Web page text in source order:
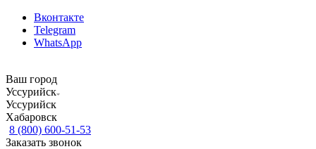
Вконтакте
Telegram
WhatsApp
Ваш город
Уссурийск
Уссурийск
Хабаровск
8 (800) 600-51-53
Заказать звонок